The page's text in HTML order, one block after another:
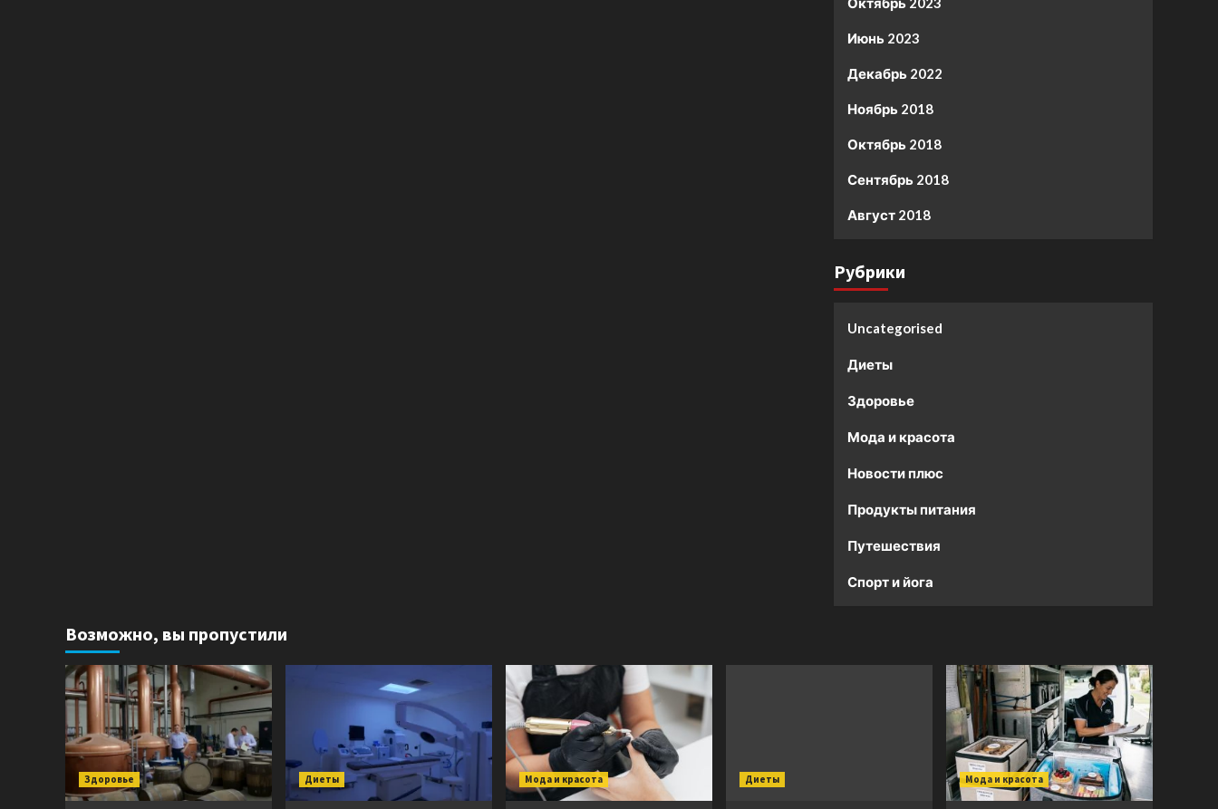
Июнь 2023
Декабрь 2022
Ноябрь 2018
Октябрь 2018
Сентябрь 2018
Август 2018
Рубрики
Uncategorised
Диеты
Здоровье
Мода и красота
Новости плюс
Продукты питания
Путешествия
Спорт и йога
Возможно, вы пропустили
Здоровье Диеты Мода и красота Диеты Мода и красота